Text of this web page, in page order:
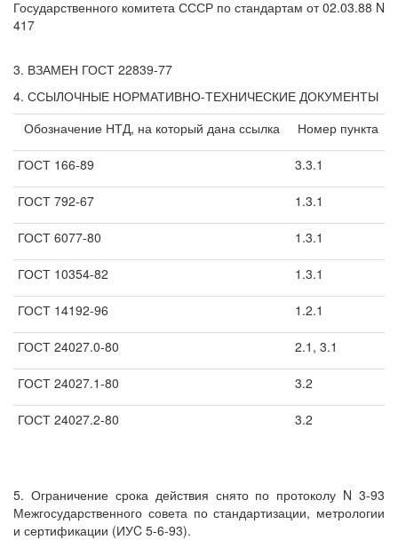
Государственного комитета СССР по стандартам от 02.03.88 N
417
3. ВЗАМЕН ГОСТ 22839-77
4. ССЫЛОЧНЫЕ НОРМАТИВНО-ТЕХНИЧЕСКИЕ ДОКУМЕНТЫ
Обозначение НТД, на который дана ссылка
Номер пункта
ГОСТ 166-89 3.3.1
ГОСТ 792-67 1.3.1
ГОСТ 6077-80 1.3.1
ГОСТ 10354-82 1.3.1
ГОСТ 14192-96 1.2.1
ГОСТ 24027.0-80 2.1, 3.1
ГОСТ 24027.1-80 3.2
ГОСТ 24027.2-80 3.2
5. Ограничение срока действия снято по протоколу N 3-93
Межгосударственного совета по стандартизации, метрологии
и сертификации (ИУC 5-6-93).